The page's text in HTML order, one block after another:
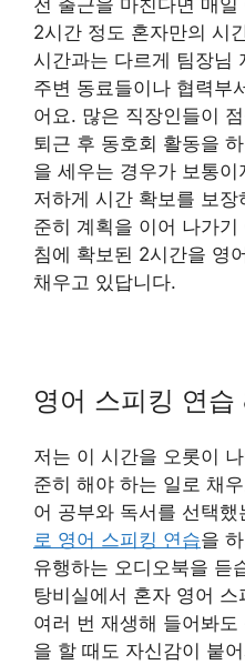
2시간 정도 혼자만의 시
시간과는 다르게 팀장님
주변 동료들이나 협력부
어요. 많은 직장인들이
퇴근 후 동호회 활동을
을 세우는 경우가 보통
저하게 시간 확보를 보
준히 계획을 이어 나가
침에 확보된 2시간을 영
채우고 있답니다.
영어 스피킹 연습
저는 이 시간을 오롯이
준히 해야 하는 일로 채
어 공부와 독서를 선택했
로 영어 스피킹 연습을
유행하는 오디오북을 듣
탕비실에서 혼자 영어
여러 번 재생해 들어봐
을 할 때도 자신감이 붙